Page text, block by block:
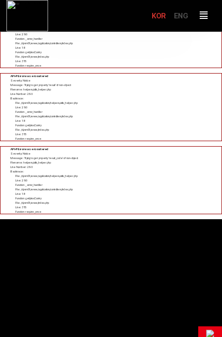
A PHP Error was encountered
Severity: Notice
Line: 290
Function: _error_handler
File: /dysm01/www/application/controllers/Index.php
Line: 18
Function: getIptocCuntry
File: /dysm01/www/index.php
Line: 315
Function: require_once
A PHP Error was encountered
Severity: Notice
Message: Trying to get property 'result' of non-object
Filename: helpers/utils_helper.php
Line Number: 290
Backtrace:
File: /dysm01/www/application/helpers/utils_helper.php
Line: 290
Function: _error_handler
File: /dysm01/www/application/controllers/Index.php
Line: 18
Function: getIptocCuntry
File: /dysm01/www/index.php
Line: 315
Function: require_once
A PHP Error was encountered
Severity: Notice
Message: Trying to get property 'result_code' of non-object
Filename: helpers/utils_helper.php
Line Number: 290
Backtrace:
File: /dysm01/www/application/helpers/utils_helper.php
Line: 290
Function: _error_handler
File: /dysm01/www/application/controllers/Index.php
Line: 18
Function: getIptocCuntry
File: /dysm01/www/index.php
Line: 315
Function: require_once
KOR ENG